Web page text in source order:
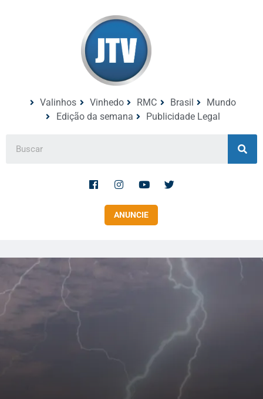
Valinhos Vinhedo RMC Brasil
Mundo
Edição da semana
Publicidade Legal
ANUNCIE